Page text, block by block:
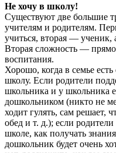
Не хочу в школу!
Существуют две большие
учителям и родителям.
учиться, вторая —
Вторая сложность —
воспитания.
Хорошо, когда в семье
школу. Если родители
школьника и у школьника
дошкольником (никто не
ходит гулять, сам решает,
обед и т. д.); если
школе, как получать
дошкольник будет очень